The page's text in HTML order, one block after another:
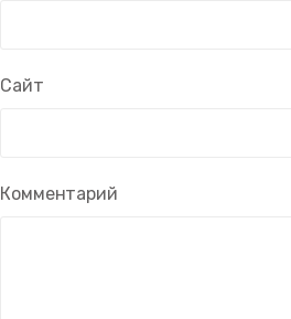
Комментарий
Сайт